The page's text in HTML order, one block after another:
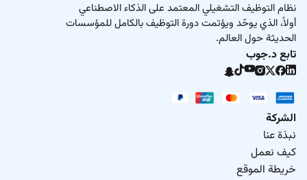
نظام التوظيف التشغيلي المعتمد على الذكاء الاصطناعي
أولاً، الذي يوحّد ويؤتمت دورة التوظيف بالكامل للمؤسسات
الحديثة حول العالم.
تابع د.جوب
الشركة
نبذة عنا
كيف نعمل
خريطة الموقع